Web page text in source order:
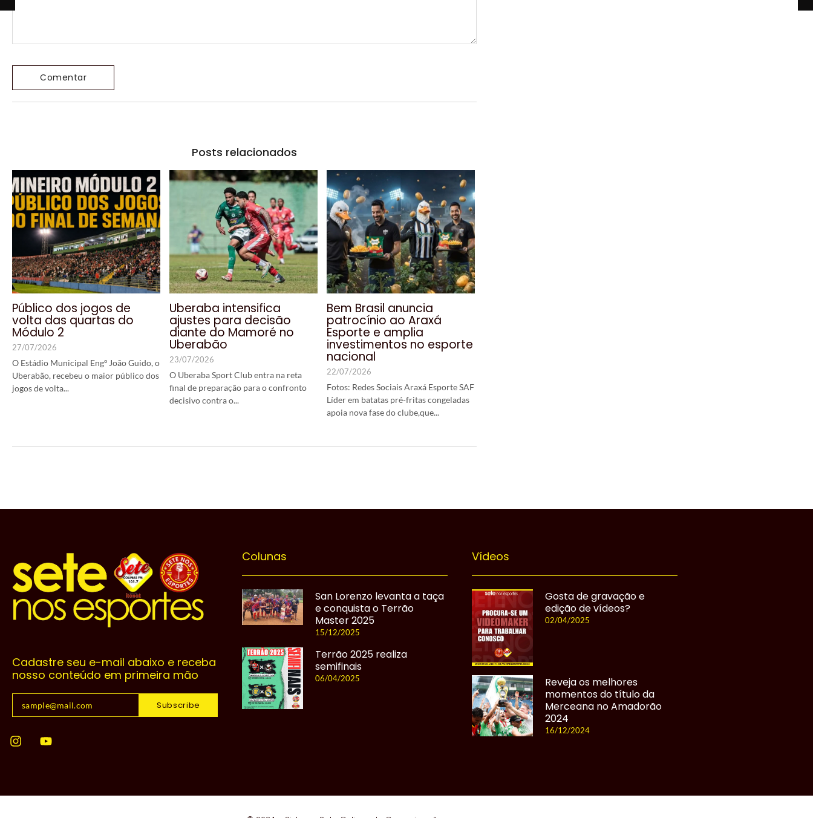
Posts relacionados
Público dos jogos de
volta das quartas do
Módulo 2
27/07/2026
O Estádio Municipal Engº João Guido, o
Uberabão, recebeu o maior público dos
jogos de volta...
Uberaba intensifica
ajustes para decisão
diante do Mamoré no
Uberabão
23/07/2026
O Uberaba Sport Club entra na reta
final de preparação para o confronto
decisivo contra o...
Bem Brasil anuncia
patrocínio ao Araxá
Esporte e amplia
investimentos no esporte
nacional
22/07/2026
Fotos: Redes Sociais Araxá Esporte SAF
Líder em batatas pré-fritas congeladas
apoia nova fase do clube,que...
Cadastre seu e-mail abaixo e receba
nosso conteúdo em primeira mão
Subscribe
Colunas
San Lorenzo levanta a taça
e conquista o Terrão
Master 2025
15/12/2025
Terrão 2025 realiza
semifinais
06/04/2025
Vídeos
Gosta de gravação e
edição de vídeos?
02/04/2025
Reveja os melhores
momentos do título da
Merceana no Amadorão
2024
16/12/2024